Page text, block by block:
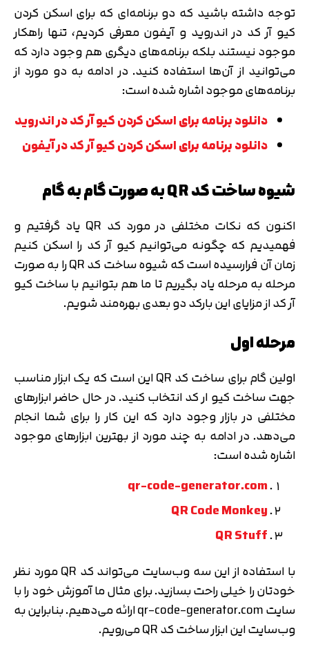
توجه داشته باشید که دو برنامه‌ای که برای اسکن کردن
کیو آر کد در اندروید و آیفون معرفی کردیم، تنها راهکار
موجود نیستند بلکه برنامه‌های دیگری هم وجود دارد که
می‌توانید از آن‌ها استفاده کنید. در ادامه به دو مورد از
برنامه‌های موجود اشاره شده است:
دانلود برنامه برای اسکن کردن کیو آر کد در اندروید
دانلود برنامه برای اسکن کردن کیو آر کد در آیفون
شیوه ساخت کد QR به صورت گام به گام
اکنون که نکات مختلفی در مورد کد QR یاد گرفتیم و
فهمیدیم که چگونه می‌توانیم کیو آر کد را اسکن کنیم
زمان آن فرارسیده است که شیوه ساخت کد QR را به صورت
مرحله به مرحله یاد بگیریم تا ما هم بتوانیم با ساخت کیو
آر کد از مزایای این بارکد دو بعدی بهره‌مند شویم.
مرحله اول
اولین گام برای ساخت کد QR این است که یک ابزار مناسب
جهت ساخت کیو ار کد انتخاب کنید. در حال حاضر ابزارهای
مختلفی در بازار وجود دارد که این کار را برای شما انجام
می‌دهد. در ادامه به چند مورد از بهترین ابزارهای موجود
اشاره شده است:
qr-code-generator.com
QR Code Monkey
QR Stuff
با استفاده از این سه وب‌سایت می‌تواند کد QR مورد نظر
خودتان را خیلی راحت بسازید. برای مثال ما آموزش خود را با
سایت qr-code-generator.com ارائه می‌دهیم. بنابراین به
وب‌سایت این ابزار ساخت کد QR می‌رویم.